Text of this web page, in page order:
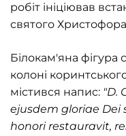
робіт ініціював
святого
Білокам'яна фігура
колоні
містився напис: "D.
ejusdem gloriae Dei
honori restauravit,